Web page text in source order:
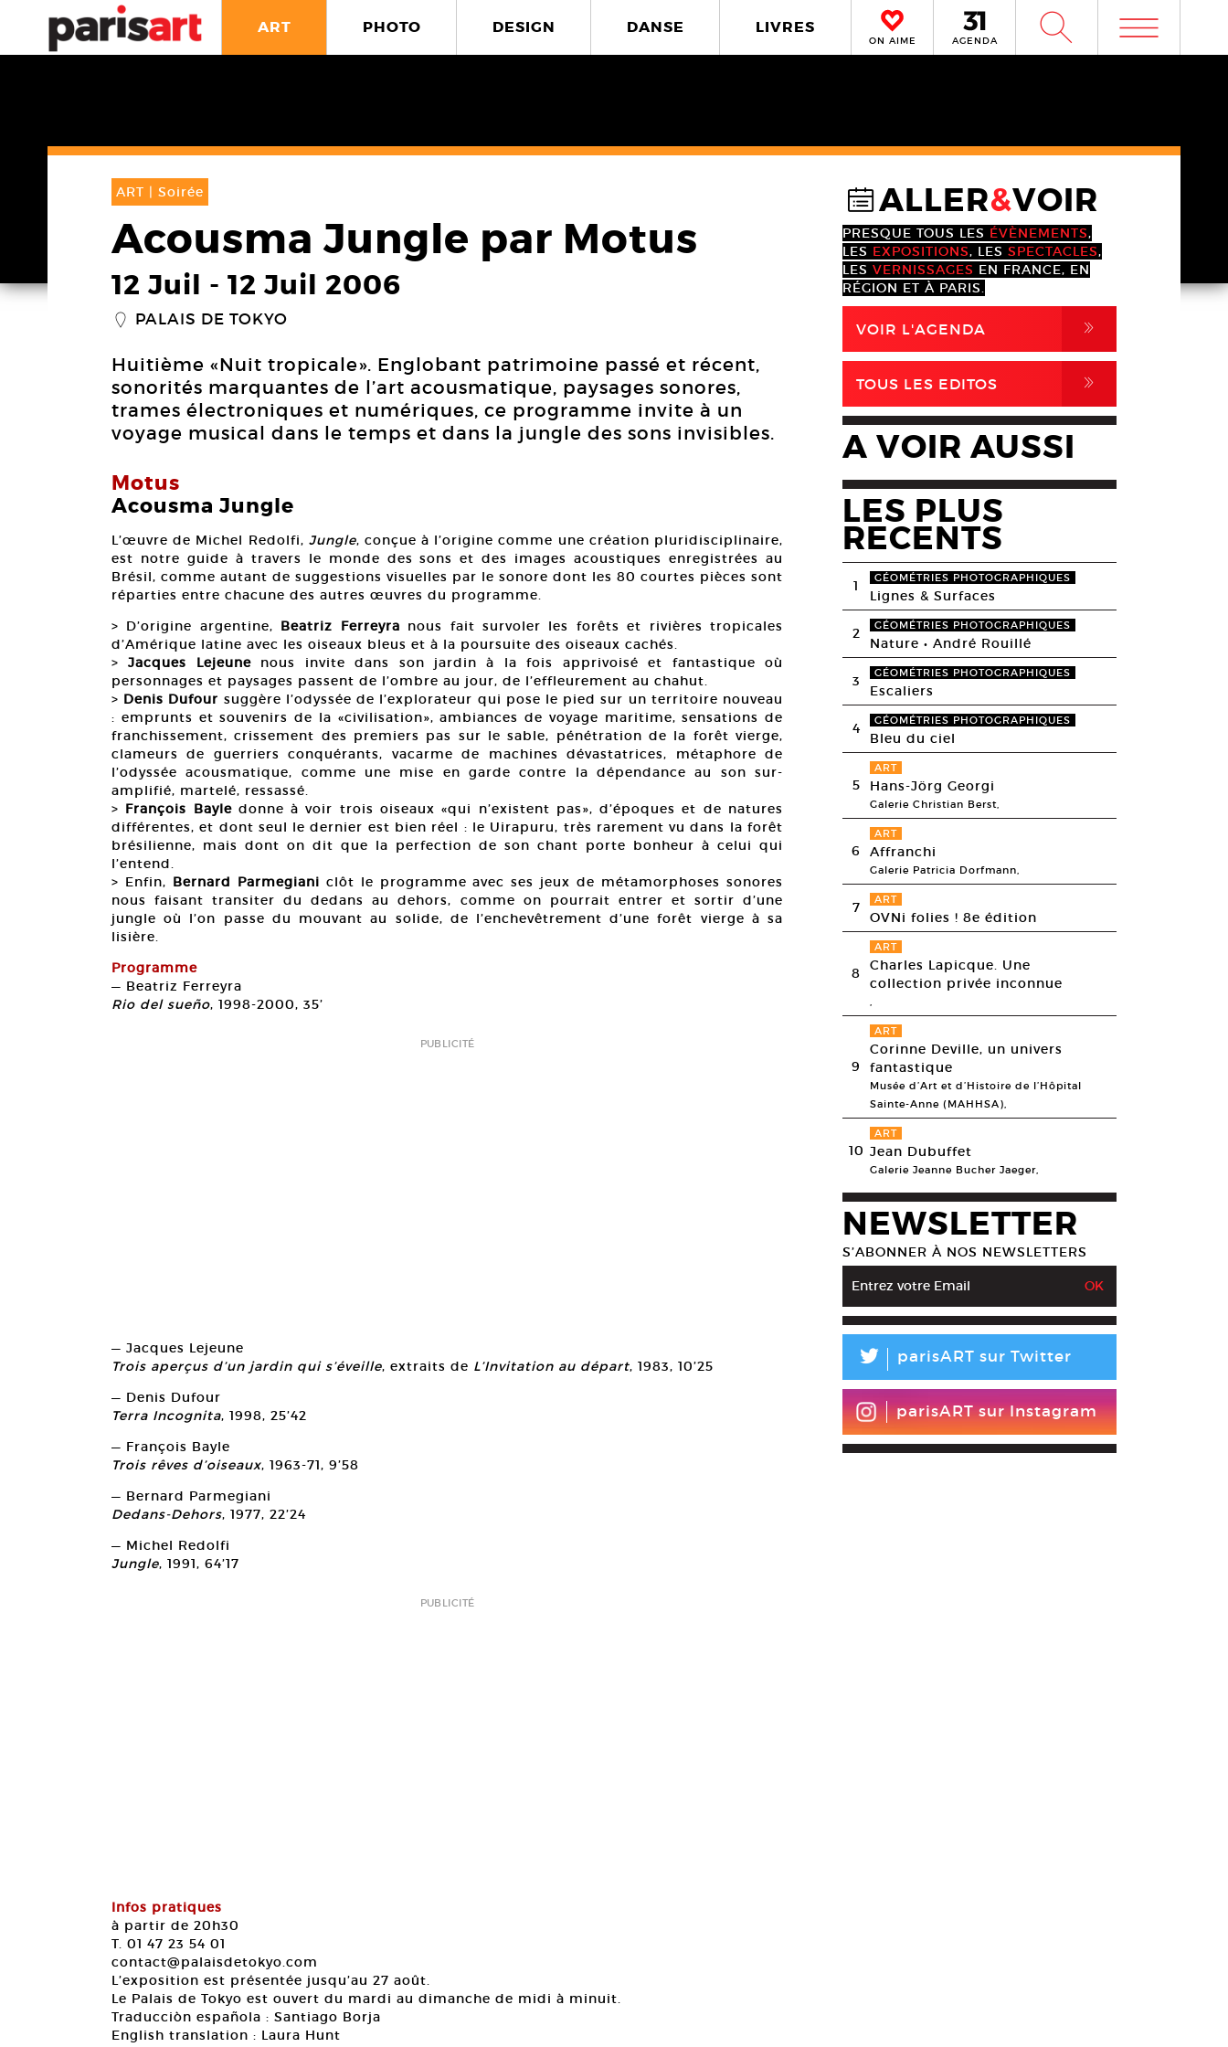
ART PHOTO DESIGN DANSE LIVRES
ON AIME AGENDA W m
ART | Soirée
Acousma Jungle par Motus
12 Juil - 12 Juil 2006
_ PALAIS DE TOKYO
Huitième «Nuit tropicale». Englobant patrimoine passé et récent,
sonorités marquantes de l’art acousmatique, paysages sonores,
trames électroniques et numériques, ce programme invite à un
voyage musical dans le temps et dans la jungle des sons invisibles.
Motus
Acousma Jungle
L’œuvre de Michel Redolfi, Jungle, conçue à l’origine comme une création pluridisciplinaire,
est notre guide à travers le monde des sons et des images acoustiques enregistrées au
Brésil, comme autant de suggestions visuelles par le sonore dont les 80 courtes pièces sont
réparties entre chacune des autres œuvres du programme.
> D’origine argentine, Beatriz Ferreyra nous fait survoler les forêts et rivières tropicales
d’Amérique latine avec les oiseaux bleus et à la poursuite des oiseaux cachés.
>Jacques Lejeunenous invite dans son jardin à la fois apprivoisé et fantastique où
personnages et paysages passent de l’ombre au jour, de l’effleurement au chahut.
> Denis Dufour suggère l’odyssée de l’explorateur qui pose le pied sur un territoire nouveau
: emprunts et souvenirs de la «civilisation», ambiances de voyage maritime, sensations de
franchissement, crissement des premiers pas sur le sable, pénétration de la forêt vierge,
clameurs de guerriers conquérants, vacarme de machines dévastatrices, métaphore de
l’odyssée acousmatique, comme une mise en garde contre la dépendance au son sur-
amplifié, martelé, ressassé.
> François Bayledonne à voir trois oiseaux «qui n’existent pas», d’époques et de natures
différentes, et dont seul le dernier est bien réel : le Uirapuru, très rarement vu dans la forêt
brésilienne, mais dont on dit que la perfection de son chant porte bonheur à celui qui
l’entend.
> Enfin, Bernard Parmegiani clôt le programme avec ses jeux de métamorphoses sonores
nous faisant transiter du dedans au dehors, comme on pourrait entrer et sortir d’une
jungle où l’on passe du mouvant au solide, de l’enchevêtrement d’une forêt vierge à sa
lisière.
Programme
— Beatriz Ferreyra
Rio del sueño, 1998-2000, 35’
PUBLICITÉ
— Jacques Lejeune
Trois aperçus d’un jardin qui s’éveille, extraits de L’Invitation au départ, 1983, 10’25
— Denis Dufour
Terra Incognita, 1998, 25’42
— François Bayle
Trois rêves d’oiseaux, 1963-71, 9’58
— Bernard Parmegiani
Dedans-Dehors, 1977, 22’24
— Michel Redolfi
Jungle, 1991, 64’17
PUBLICITÉ
Infos pratiques
à partir de 20h30
T. 01 47 23 54 01
contact@palaisdetokyo.com
L’exposition est présentée jusqu’au 27 août.
Le Palais de Tokyo est ouvert du mardi au dimanche de midi à minuit.
Traducciòn española : Santiago Borja
English translation : Laura Hunt
@ALLER&VOIR
PRESQUE TOUS LES ÉVÈNEMENTS,
LES EXPOSITIONS, LES SPECTACLES,
LES VERNISSAGES EN FRANCE, EN
RÉGION ET À PARIS.
VOIR L'AGENDA ,
TOUS LES EDITOS ,
A VOIR AUSSI
LES PLUS
RECENTS
1 GÉOMÉTRIES PHOTOGRAPHIQUES
Lignes & Surfaces
2 GÉOMÉTRIES PHOTOGRAPHIQUES
Nature • André Rouillé
3 GÉOMÉTRIES PHOTOGRAPHIQUES
Escaliers
4 GÉOMÉTRIES PHOTOGRAPHIQUES
Bleu du ciel
5
ART
Hans-Jörg Georgi
Galerie Christian Berst,
6
ART
Affranchi
Galerie Patricia Dorfmann,
7 ART
OVNi folies ! 8e édition
8
ART
Charles Lapicque. Une
collection privée inconnue
,
9
ART
Corinne Deville, un univers
fantastique
Musée d’Art et d’Histoire de l’Hôpital
Sainte-Anne (MAHHSA),
10
ART
Jean Dubuffet
Galerie Jeanne Bucher Jaeger,
NEWSLETTER
S’ABONNER À NOS NEWSLETTERS
L parisART sur Twitter
parisART sur Instagram